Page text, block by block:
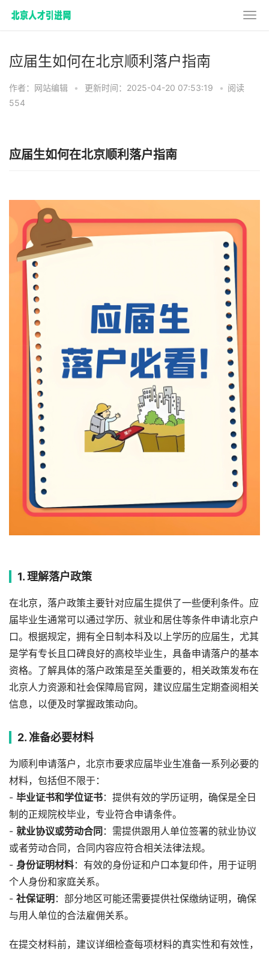
应届生如何在北京顺利落户指南
作者：网站编辑 • 更新时间：2025-04-20 07:53:19 • 阅读
554
应届生如何在北京顺利落户指南
1. 理解落户政策
在北京，落户政策主要针对应届生提供了一些便利条件。应
届毕业生通常可以通过学历、就业和居住等条件申请北京户
口。根据规定，拥有全日制本科及以上学历的应届生，尤其
是学有专长且口碑良好的高校毕业生，具备申请落户的基本
资格。了解具体的落户政策是至关重要的，相关政策发布在
北京人力资源和社会保障局官网，建议应届生定期查阅相关
信息，以便及时掌握政策动向。
2. 准备必要材料
为顺利申请落户，北京市要求应届毕业生准备一系列必要的
材料，包括但不限于：
- 毕业证书和学位证书：提供有效的学历证明，确保是全日
制的正规院校毕业，专业符合申请条件。
- 就业协议或劳动合同 ：需提供跟用人单位签署的就业协议
或者劳动合同，合同内容应符合相关法律法规。
- 身份证明材料：有效的身份证和户口本复印件，用于证明
个人身份和家庭关系。
- 社保证明 ：部分地区可能还需要提供社保缴纳证明，确保
与用人单位的合法雇佣关系。
在提交材料前，建议详细检查每项材料的真实性和有效性，